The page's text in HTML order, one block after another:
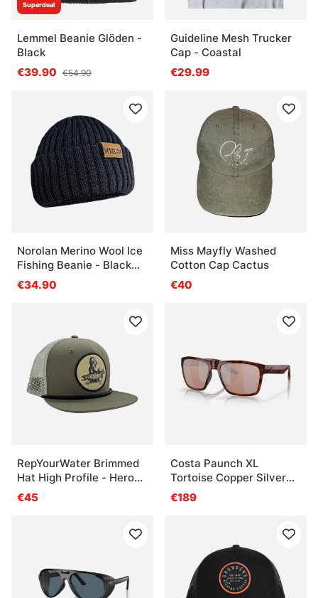
Superdeal
Lemmel Beanie Glöden -
Black
€39.90 €54.90
Guideline Mesh Trucker
Cap - Coastal
€29.99
Norolan Merino Wool Ice
Fishing Beanie - Black
One-Size
€34.90
Miss Mayfly Washed
Cotton Cap Cactus
€40
RepYourWater Brimmed
Hat High Profile - Hero
Squatch
€45
Costa Paunch XL
Tortoise Copper Silver
Mirror 580P
€189